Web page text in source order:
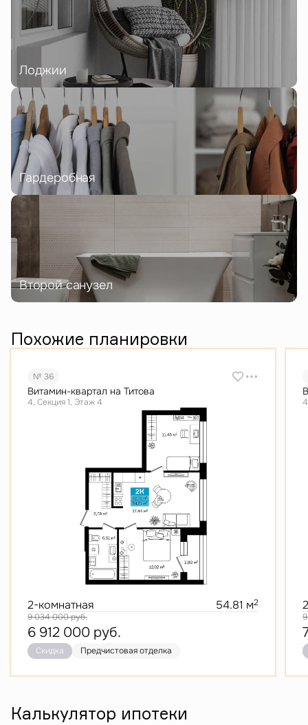
Лоджии
Гардеробная
Второй санузел
Похожие планировки
№ 36
Витамин-квартал на Титова
4, Секция 1, Этаж 4
2-комнатная 54.81 м2
9 034 000руб.
6 912 000 руб.
Скидка Предчистовая отделка
Калькулятор ипотеки